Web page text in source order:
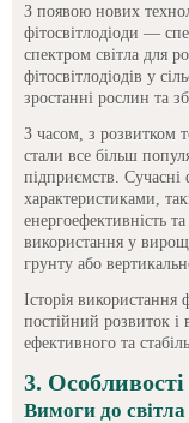
З появою нових
фітосвітлодіоди —
спектром світла для
фітосвітлодіодів у
зростанні рослин та
З часом, з розвитком
стали все більш
підприємств. Сучасні
характеристиками,
енергоефективність
використання у
грунту або
Історія використання
постійний розвиток і
ефективного та
3.
Вимоги до світла